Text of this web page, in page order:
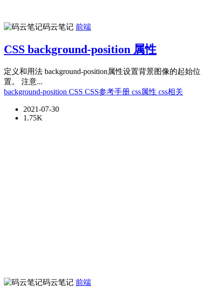
码云笔记 前端
CSS background-position 属性
定义和用法 background-position属性设置背景图像的起始位
置。 注意...
background-position CSS CSS参考手册 css属性 css相关
2021-07-30
1.75K
码云笔记 前端